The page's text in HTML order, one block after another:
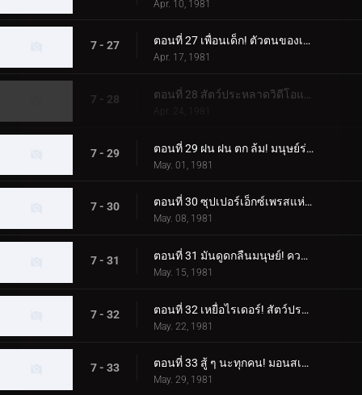
Apr. 10, 1981
7 - 27 ตอนที่ 27 เพื่อนเด็ก! ตัวตนของเด็ก X
Apr. 17, 1981
7 - 28
Apr. 24, 1981
7 - 29 ตอนที่ 29 ฝน ฝน ตก ล้ม! มนุษย์ร่มประหลาด!!
May. 01, 1981
7 - 30 ตอนที่ 30 ซุปเปอร์เอ็กซ์เพรสแห่งความชั่วร้าย! โรลเลอร์สเก็ต มอนสเตอร์
May. 08, 1981
7 - 31 ตอนที่ 31 มันดูดกลืนมนุษย์! ความกลัวสเปรย์มอนสเตอร์
May. 15, 1981
7 - 32 ตอนที่ 32 เหยื่อไรเดอร์! สัตว์ประหลาดเบ็ดตกปลาปรากฏตัว
May. 22, 1981
7 - 33 ตอนที่ 33 สู้ ๆ นะทุกคน! มอนสเตอร์ RC ที่น่ากลัว
May. 29, 1981